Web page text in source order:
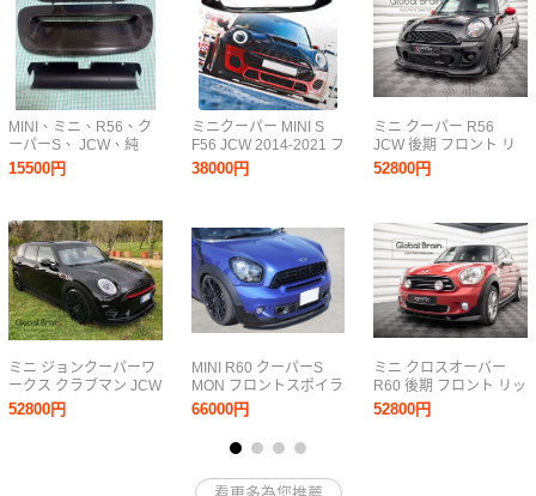
MINI、ミニ、R56、ク
ーパーS、 JCW、純
正、カーボンエアスク
ープ、エアスクープカ
ービンクールフィン、
冷却
15500円
ミニ ジョンクーパーワ
ークス クラブマン JCW
F54 フロント リップ ス
ポイラー/ フロント ス
52800円
ミニクーパー MINI S
F56 JCW 2014-2021 フ
ロントのみ AGスタイル
リップスプリッター ボ
ク
38000円
MINI R60 クーパーS
MON フロントスポイラ
ー FRP/カーボン
66000円
ミニ クーパー R56
JCW 後期 フロント リ
ップ スポイラー V2/ フ
ロント スプリッター バ
52800円
ミニ クロスオーバー
R60 後期 フロント リッ
プ スポイラー / フロン
ト スプリッタ― バンパ
52800円